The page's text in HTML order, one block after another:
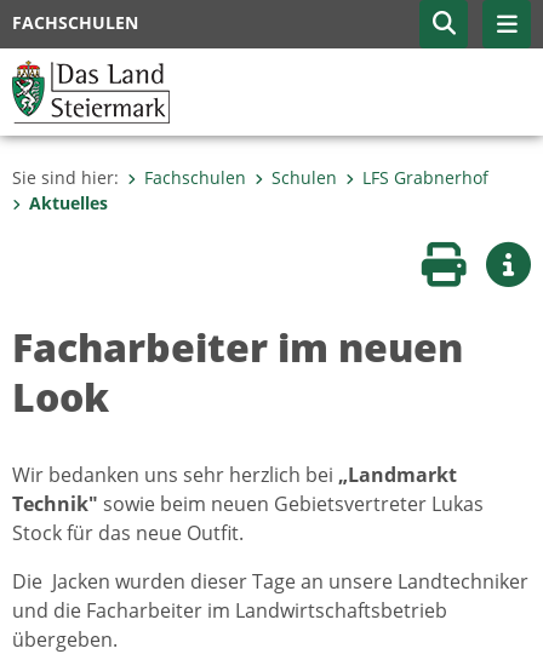
FACHSCHULEN
Sie sind hier: Fachschulen Schulen
LFS Grabnerhof
Aktuelles
Seite
Facharbeiter im neuen
Look
Wir bedanken uns sehr herzlich bei „Landmarkt
Technik" sowie beim neuen Gebietsvertreter Lukas
Stock für das neue Outfit.
Die Jacken wurden dieser Tage an unsere Landtechniker
und die Facharbeiter im Landwirtschaftsbetrieb
übergeben.